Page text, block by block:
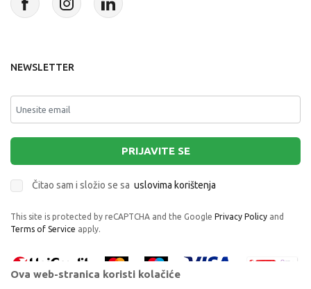
NEWSLETTER
PRIJAVITE SE
Čitao sam i složio se sa uslovima korištenja
This site is protected by reCAPTCHA and the Google Privacy Policy and
Terms of Service apply.
Ova web-stranica koristi kolačiće